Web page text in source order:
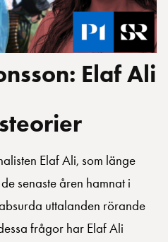
Elaf Ali
Elaf Ali, som länge
senaste åren hamnat i
uttalanden rörande
frågor har Elaf Ali